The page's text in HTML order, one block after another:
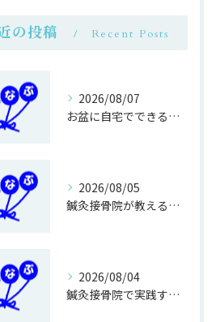
の投稿 Recent Posts
2026/08/07
お盆に自宅でできる鍼灸接骨の過ごし方
2026/08/05
鍼灸接骨院が教える簡単運動不足対策
2026/08/04
鍼灸接骨院で実践する正しい歩き方改善法